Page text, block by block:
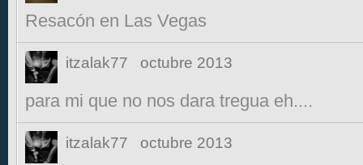
Resacón en Las Vegas
itzalak77 octubre 2013
para mi que no nos dara tregua eh....
itzalak77 octubre 2013